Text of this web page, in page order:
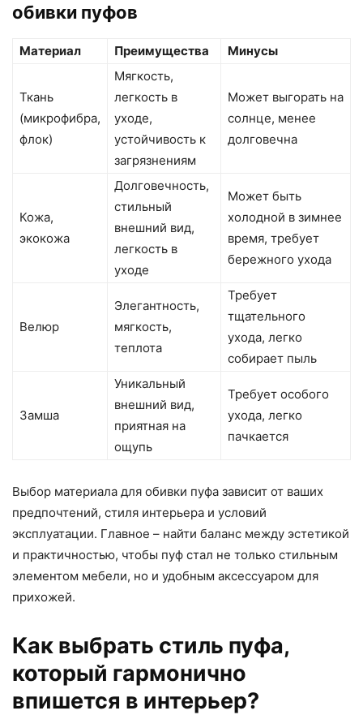
обивки пуфов
Материал Преимущества Минусы
Ткань
(микрофибра,
флок)
Мягкость,
легкость в
уходе,
устойчивость к
загрязнениям
Может выгорать на
солнце, менее
долговечна
Кожа,
экокожа
Долговечность,
стильный
внешний вид,
легкость в
уходе
Может быть
холодной в зимнее
время, требует
бережного ухода
Велюр
Элегантность,
мягкость,
теплота
Требует
тщательного
ухода, легко
собирает пыль
Замша
Уникальный
внешний вид,
приятная на
ощупь
Требует особого
ухода, легко
пачкается
Выбор материала для обивки пуфа зависит от ваших
предпочтений, стиля интерьера и условий
эксплуатации. Главное – найти баланс между эстетикой
и практичностью, чтобы пуф стал не только стильным
элементом мебели, но и удобным аксессуаром для
прихожей.
Как выбрать стиль пуфа,
который гармонично
впишется в интерьер?